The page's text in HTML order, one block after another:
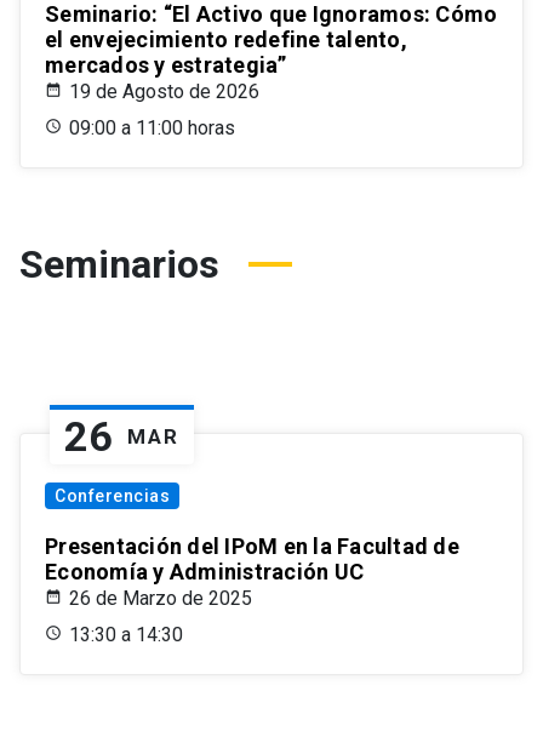
Seminario: “El Activo que Ignoramos: Cómo
el envejecimiento redefine talento,
mercados y estrategia”
19 de Agosto de 2026
09:00 a 11:00 horas
Seminarios
26 MAR
Conferencias
Presentación del IPoM en la Facultad de
Economía y Administración UC
26 de Marzo de 2025
13:30 a 14:30